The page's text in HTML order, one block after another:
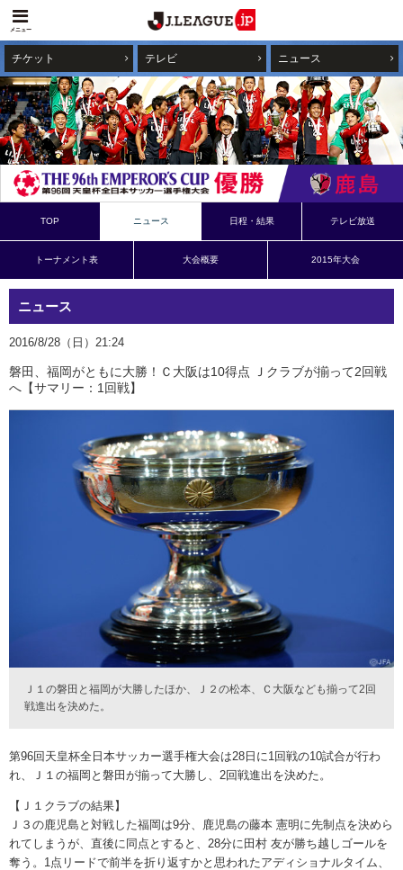
メニュー
チケット テレビ ニュース
TOP ニュース 日程・結果 テレビ放送
トーナメント表 大会概要 2015年大会
ニュース
2016/8/28（日）21:24
磐田、福岡がともに大勝！Ｃ大阪は10得点 Ｊクラブが揃って2回戦
へ【サマリー：1回戦】
Ｊ１の磐田と福岡が大勝したほか、Ｊ２の松本、Ｃ大阪なども揃って2回
戦進出を決めた。
第96回天皇杯全日本サッカー選手権大会は28日に1回戦の10試合が行わ
れ、Ｊ１の福岡と磐田が揃って大勝し、2回戦進出を決めた。
【Ｊ１クラブの結果】
Ｊ３の鹿児島と対戦した福岡は9分、鹿児島の藤本 憲明に先制点を決めら
れてしまうが、直後に同点とすると、28分に田村 友が勝ち越しゴールを
奪う。1点リードで前半を折り返すかと思われたアディショナルタイム、